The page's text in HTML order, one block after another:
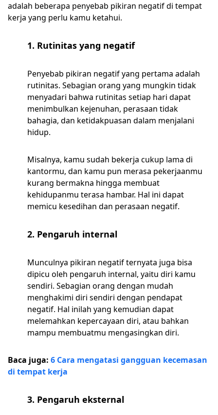
adalah beberapa penyebab pikiran negatif di tempat
kerja yang perlu kamu ketahui.
1. Rutinitas yang negatif
Penyebab pikiran negatif yang pertama adalah
rutinitas. Sebagian orang yang mungkin tidak
menyadari bahwa rutinitas setiap hari dapat
menimbulkan kejenuhan, perasaan tidak
bahagia, dan ketidakpuasan dalam menjalani
hidup.
Misalnya, kamu sudah bekerja cukup lama di
kantormu, dan kamu pun merasa pekerjaanmu
kurang bermakna hingga membuat
kehidupanmu terasa hambar. Hal ini dapat
memicu kesedihan dan perasaan negatif.
2. Pengaruh internal
Munculnya pikiran negatif ternyata juga bisa
dipicu oleh pengaruh internal, yaitu diri kamu
sendiri. Sebagian orang dengan mudah
menghakimi diri sendiri dengan pendapat
negatif. Hal inilah yang kemudian dapat
melemahkan kepercayaan diri, atau bahkan
mampu membuatmu mengasingkan diri.
Baca juga: 6 Cara mengatasi gangguan kecemasan
di tempat kerja
3. Pengaruh eksternal